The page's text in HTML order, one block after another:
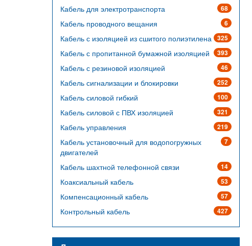
68
Кабель для электротранспорта
6
Кабель проводного вещания
325
Кабель с изоляцией из сшитого полиэтилена
393
Кабель с пропитанной бумажной изоляцией
46
Кабель с резиновой изоляцией
252
Кабель сигнализации и блокировки
100
Кабель силовой гибкий
321
Кабель силовой с ПВХ изоляцией
219
Кабель управления
7
Кабель установочный для водопогружных
двигателей
14
Кабель шахтной телефонной связи
53
Коаксиальный кабель
57
Компенсационный кабель
427
Контрольный кабель